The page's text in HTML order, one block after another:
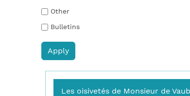
Other
Bulletins
Les oisivetés de Monsieur de